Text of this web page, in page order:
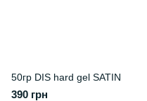
50гр DIS hard gel SATIN
390 грн